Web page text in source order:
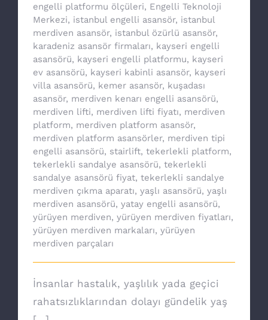
engelli platformu ölçüleri, Engelli Teknoloji
Merkezi, istanbul engelli asansör, istanbul
merdiven asansör, istanbul özürlü asansör,
karadeniz asansör firmaları, kayseri engelli
asansörü, kayseri engelli platformu, kayseri
ev asansörü, kayseri kabinli asansör, kayseri
villa asansörü, kemer asansör, kuşadası
asansör, merdiven kenarı engelli asansörü,
merdiven lifti, merdiven lifti fiyatı, merdiven
platform, merdiven platform asansör,
merdiven platform asansörler, merdiven tipi
engelli asansörü, stairlift, tekerlekli platform,
tekerlekli sandalye asansörü, tekerlekli
sandalye asansörü fiyat, tekerlekli sandalye
merdiven çıkma aparatı, yaşlı asansörü, yaşlı
merdiven asansörü, yatay engelli asansörü,
yürüyen merdiven, yürüyen merdiven fiyatları,
yürüyen merdiven markaları, yürüyen
merdiven parçaları
İnsanlar hastalık, yaşlılık yada geçici
rahatsızlıklarından dolayı gündelik yaş